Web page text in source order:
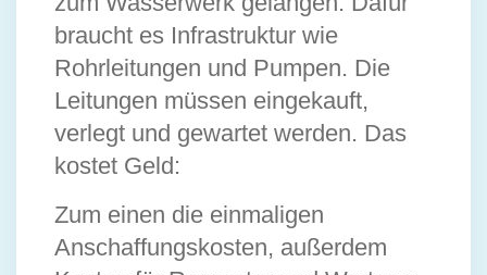
braucht es Infrastruktur wie
Rohrleitungen und Pumpen. Die
Leitungen müssen eingekauft,
verlegt und gewartet werden. Das
kostet Geld:
Zum einen die einmaligen
Anschaffungskosten, außerdem